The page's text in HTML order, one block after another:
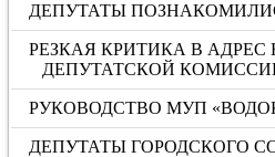
ДЕПУТАТЫ
РЕЗКАЯ КРИТИКА В
ДЕПУТАТСКОЙ
РУКОВОДСТВО МУП
ДЕПУТАТЫ ГОРОДСКОГО